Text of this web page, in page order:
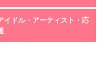
イドル・アーティスト・応